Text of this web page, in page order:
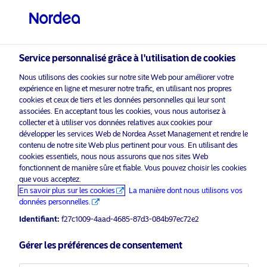
Veuillez sélectionner le type
d’investisseur auquel vous
appartenez
Pays
Belgique
Langue
Investisseur professionnel
NordeaAsset Management est l’un des plus grands
gestionnaires d’actifs dans les pays nordiques avec
une présence mondiale en Europe, en Amérique et en
Asie.
Information risques
À propos de Nordea Asset
Conditions générales
Service personnalisé grâce à l'utilisation de cookies
Nous utilisons des cookies sur notre site Web pour améliorer votre
expérience en ligne et mesurer notre trafic, en utilisant nos propres
cookies et ceux de tiers et les données personnelles qui leur sont
associées. En acceptant tous les cookies, vous nous autorisez à
collecter et à utiliser vos données relatives aux cookies pour
développer les services Web de Nordea Asset Management et rendre le
contenu de notre site Web plus pertinent pour vous. En utilisant des
cookies essentiels, nous nous assurons que nos sites Web
fonctionnent de manière sûre et fiable. Vous pouvez choisir les cookies
que vous acceptez.
En savoir plus sur les cookies
La manière dont nous utilisons vos
données personnelles.
Identifiant: f27c1009-4aad-4685-87d3-084b97ec72e2
Gérer les préférences de consentement